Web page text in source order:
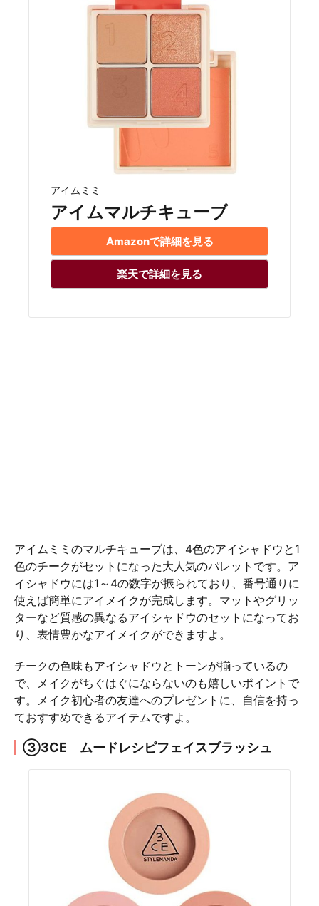
アイムミミ
アイムマルチキューブ
Amazonで詳細を見る
楽天で詳細を見る
アイムミミのマルチキューブは、4色のアイシャドウと1
色のチークがセットになった大人気のパレットです。ア
イシャドウには1～4の数字が振られており、番号通りに
使えば簡単にアイメイクが完成します。マットやグリッ
ターなど質感の異なるアイシャドウのセットになってお
り、表情豊かなアイメイクができますよ。
チークの色味もアイシャドウとトーンが揃っているの
で、メイクがちぐはぐにならないのも嬉しいポイントで
す。メイク初心者の友達へのプレゼントに、自信を持っ
ておすすめできるアイテムですよ。
③3CE ムードレシピフェイスブラッシュ